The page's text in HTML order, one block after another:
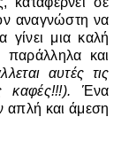
αναγνώστη να
γίνει μια καλή
παράλληλα και
αυτές τις
καφές!!!). Ένα
απλή και άμεση